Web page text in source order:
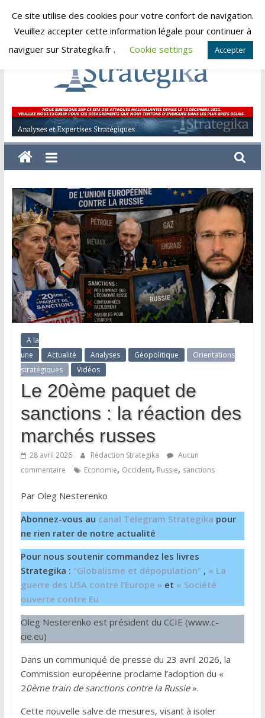
Skip
samedi, août 8, 2026
Strategika
Expertise
et
Analyses
A la
une
Actualité Analyses Géopolitique
Orientations
stratégiques
Vidéos
Le 20ème paquet de
sanctions : la réaction des
marchés russes
28 avril 2026 Rédaction Strategika
Aucun
commentaire
Economie, Occident, Russie, sanctions
Par Oleg Nesterenko
Abonnez-vous au canal Telegram Strategika pour
ne rien rater de notre actualité
Pour nous soutenir commandez les livres
Strategika : “Globalisme et dépopulation”, « La
guerre des USA contre l’Europe » et « Société
ouverte contre Eu
Oleg Nesterenko est président du CCIE (www.c-
cie.eu)
Dans un communiqué de presse du 23 avril 2026, la
Commission européenne proclame l’adoption du «
20ème train de sanctions contre la Russie».
Cette nouvelle salve de mesures, visant à isoler
Ce site utilise des cookies pour votre confort de navigation.
Veuillez accepter cette information légale pour continuer à
naviguer sur Strategika.fr .
Cookie settings Accepter